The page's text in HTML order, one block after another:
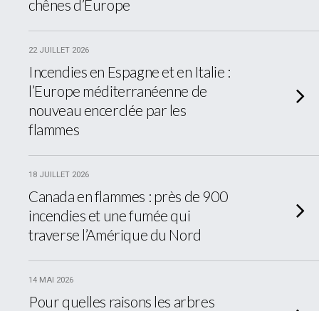
chênes d’Europe
22 JUILLET 2026
Incendies en Espagne et en Italie :
l’Europe méditerranéenne de
nouveau encerclée par les
flammes
18 JUILLET 2026
Canada en flammes : près de 900
incendies et une fumée qui
traverse l’Amérique du Nord
14 MAI 2026
Pour quelles raisons les arbres